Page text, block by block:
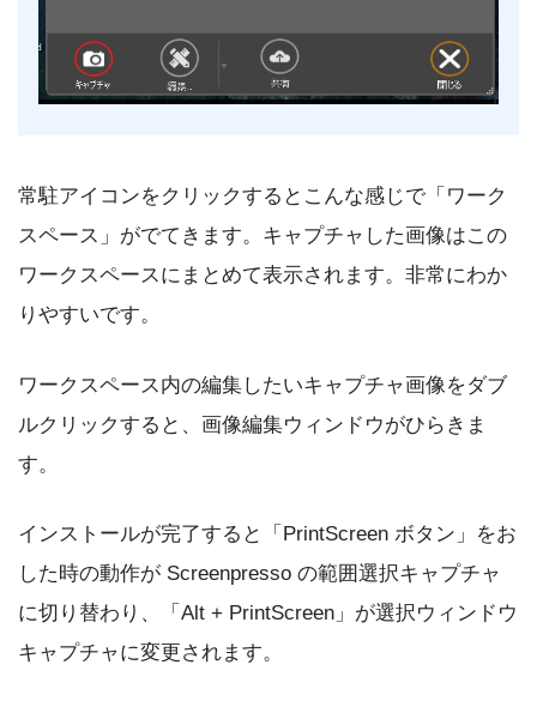
常駐アイコンをクリックするとこんな感じで「ワーク
スペース」がでてきます。キャプチャした画像はこの
ワークスペースにまとめて表示されます。非常にわか
りやすいです。
ワークスペース内の編集したいキャプチャ画像をダブ
ルクリックすると、画像編集ウィンドウがひらきま
す。
インストールが完了すると「PrintScreen ボタン」をお
した時の動作が Screenpresso の範囲選択キャプチャ
に切り替わり、「Alt + PrintScreen」が選択ウィンドウ
キャプチャに変更されます。